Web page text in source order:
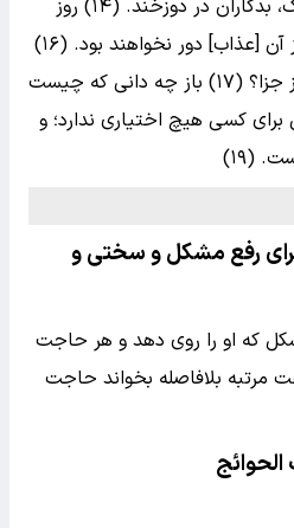
بهشت اندرند. (۱۳) و بى‌شک، بدکاران در دوزخند. (۱۴) روز
جزا در آنجا درآیند، (۱۵) و از آن [عذاب‌] دور نخواهند بود. (۱۶)
و تو چه دانى که چیست روز جزا؟ (۱۷) باز چه دانى که چیست
که کسى براى کسى هیچ اختیارى ندارد؛ و
(۱۹)
رفع مشکل و سختی و
که او را روی دهد و هر حاجت
مرتبه بلافاصله بخواند حاجت